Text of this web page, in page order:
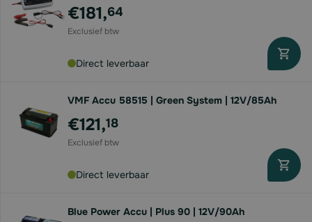
€181,64
Direct leverbaar
VMF Accu 58515 | Green System | 12V/85Ah
€121,18
Direct leverbaar
Blue Power Accu | Plus 90 | 12V/90Ah